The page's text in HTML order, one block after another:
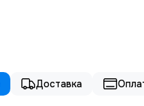
Доставка